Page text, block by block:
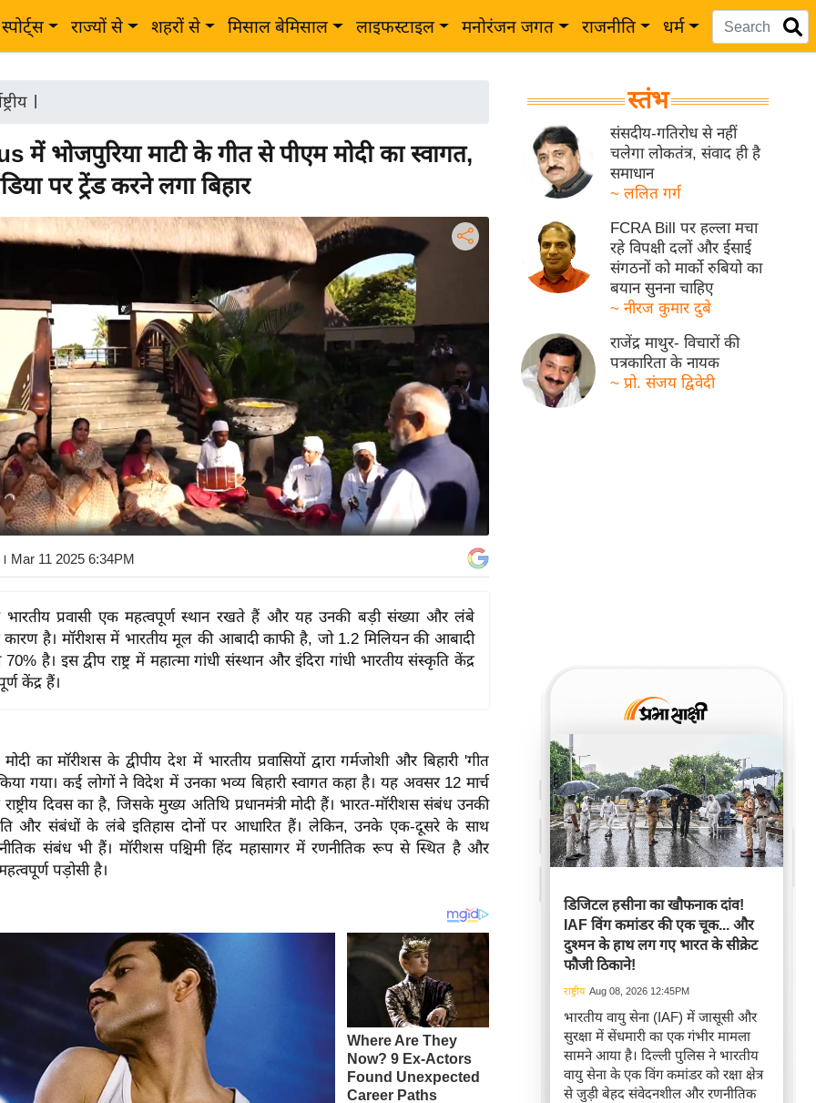
स्पोर्ट्स राज्यों से शहरों से मिसाल बेमिसाल लाइफस्टाइल मनोरंजन जगत राजनीति धर्म
|
में भोजपुरिया माटी के गीत से पीएम मोदी का स्वागत,
पर ट्रेंड करने लगा बिहार
Mar 11 2025 6:34PM
भारतीय प्रवासी एक महत्वपूर्ण स्थान रखते हैं और यह उनकी बड़ी संख्या और लंबे
कारण है। मॉरीशस में भारतीय मूल की आबादी काफी है, जो 1.2 मिलियन की आबादी
है। इस द्वीप राष्ट्र में महात्मा गांधी संस्थान और इंदिरा गांधी भारतीय संस्कृति केंद्र
केंद्र हैं।
मोदी का मॉरीशस के द्वीपीय देश में भारतीय प्रवासियों द्वारा गर्मजोशी और बिहारी 'गीत
गया। कई लोगों ने विदेश में उनका भव्य बिहारी स्वागत कहा है। यह अवसर 12 मार्च
दिवस का है, जिसके मुख्य अतिथि प्रधानमंत्री मोदी हैं। भारत-मॉरीशस संबंध उनकी
और संबंधों के लंबे इतिहास दोनों पर आधारित हैं। लेकिन, उनके एक-दूसरे के साथ
संबंध भी हैं। मॉरीशस पश्चिमी हिंद महासागर में रणनीतिक रूप से स्थित है और
पड़ोसी है।
स्तंभ
संसदीय-गतिरोध से नहीं
चलेगा लोकतंत्र, संवाद ही है
समाधान
~ ललित गर्ग
FCRA Bill पर हल्ला मचा
रहे विपक्षी दलों और ईसाई
संगठनों को मार्को रुबियो का
बयान सुनना चाहिए
~ नीरज कुमार दुबे
राजेंद्र माथुर- विचारों की
पत्रकारिता के नायक
~ प्रो. संजय द्विवेदी
डिजिटल हसीना का खौफनाक दांव!
IAF विंग कमांडर की एक चूक... और
दुश्मन के हाथ लग गए भारत के सीक्रेट
फौजी ठिकाने!
राष्ट्रीय Aug 08, 2026 12:45PM
भारतीय वायु सेना (IAF) में जासूसी और
सुरक्षा में सेंधमारी का एक गंभीर मामला
सामने आया है। दिल्ली पुलिस ने भारतीय
वायु सेना के एक विंग कमांडर को रक्षा क्षेत्र
से जुड़ी बेहद संवेदनशील और रणनीतिक